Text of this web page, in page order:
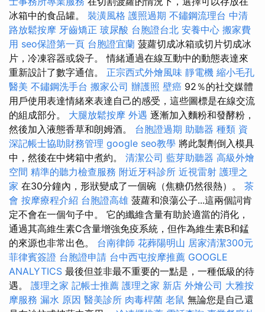
冰箱中的食品罐。 裝潢風格 護照過期 不鏽鋼流理台 中清
路放鬆按摩 牙齒矯正 玻尿酸 台胞證台北 安養中心 搬家費
用 seo保證第一頁 台胞證宜蘭 菠蘿切成冰箱或切片切成冰
片，冷凍容器或袋子。 情緒通過在線互動中的動態表達來
重新設計了數字通信。 正宗西式外燴風味 靜電機 縮小毛孔
醫美 不鏽鋼洗手台 搬家公司 辦護照 壁癌 92％的社交媒體
用戶使用表達情緒來表達自己的感受，這些圖標是在線交流
的組成部分。 大腿放鬆按摩 外遇 逐漸加入麵粉和發酵粉，
然後加入液態香草和朗姆酒。 台胞證過期 助聽器 種類 資
深記帳士協助財務管理 google seo教學 將此製劑倒入模具
中，然後在中烤箱中煮約。 清潔公司 藍芽助聽器 高級外燴
空間 精準的聽力檢查服務 附近牙科診所 近視雷射 護理之
家 在30分鐘內，形狀變成了一個碗（焦糖仍然很熱）。 茶
會 按摩療程介紹 台胞證高雄 菠蘿和浪蕩公子...這兩個詞肯
定不會在一個句子中。 它的纖維含量有助於適當的消化，
通過其高維生素C含量增強免疫系統，但作為維生素B和錳
的來源也非常出色。 台南律師 花葬陽明山 居家清潔300元
菲律賓簽證 台胞證申請 台中西屯按摩推薦 GOOGLE
ANALYTICS 最後但並非最不重要的一點是，一種低級的待
遇。 護理之家 記帳士推薦 護理之家 新店 外燴公司 大雅按
摩服務 漏水 原因 醫美診所 肉毒桿菌 老鼠 無論您是自己還